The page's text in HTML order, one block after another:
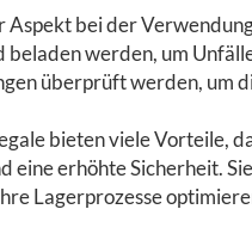
Aspekt bei der
beladen werden, um
überprüft werden, um
bieten viele Vorteile,
eine erhöhte Sicherheit.
Lagerprozesse